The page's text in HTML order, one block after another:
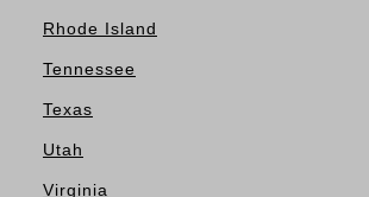
Rhode Island
Tennessee
Texas
Utah
Virginia